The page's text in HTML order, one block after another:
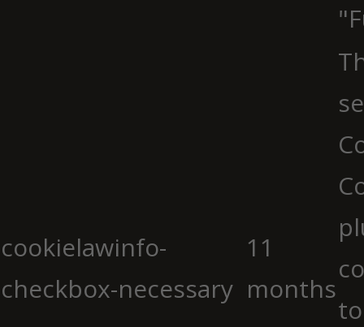
cookielawinfo-
checkbox-necessary
11
months